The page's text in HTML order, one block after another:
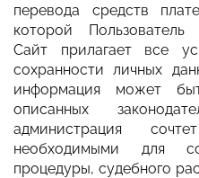
перевода средств
которой Пользователь
Сайт прилагает все
сохранности личных
информация может
описанных
администрация
необходимыми для
процедуры, судебного